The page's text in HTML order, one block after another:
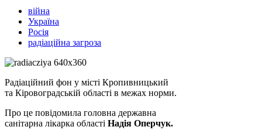
війна
Україна
Росія
радіаційна загроза
Радіаційний фон у місті Кропивницький
та Кіровоградській області в межах норми.
Про це повідомила головна державна
санітарна лікарка області Надія Оперчук.